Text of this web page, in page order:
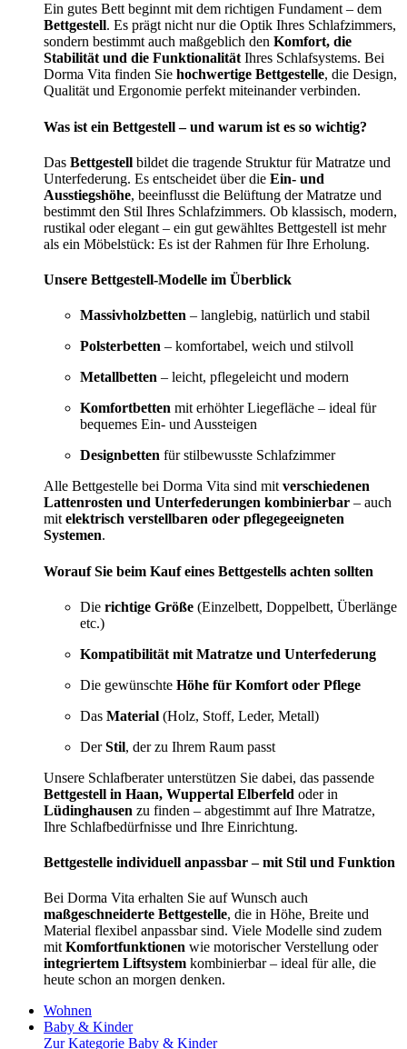
Ein gutes Bett beginnt mit dem richtigen Fundament – dem
Bettgestell. Es prägt nicht nur die Optik Ihres Schlafzimmers,
sondern bestimmt auch maßgeblich den Komfort, die
Stabilität und die Funktionalität Ihres Schlafsystems. Bei
Dorma Vita finden Sie hochwertige Bettgestelle, die Design,
Qualität und Ergonomie perfekt miteinander verbinden.
Was ist ein Bettgestell – und warum ist es so wichtig?
Das Bettgestell bildet die tragende Struktur für Matratze und
Unterfederung. Es entscheidet über die Ein- und
Ausstiegshöhe, beeinflusst die Belüftung der Matratze und
bestimmt den Stil Ihres Schlafzimmers. Ob klassisch, modern,
rustikal oder elegant – ein gut gewähltes Bettgestell ist mehr
als ein Möbelstück: Es ist der Rahmen für Ihre Erholung.
Unsere Bettgestell-Modelle im Überblick
Massivholzbetten – langlebig, natürlich und stabil
Polsterbetten – komfortabel, weich und stilvoll
Metallbetten – leicht, pflegeleicht und modern
Komfortbetten mit erhöhter Liegefläche – ideal für
bequemes Ein- und Aussteigen
Designbetten für stilbewusste Schlafzimmer
Alle Bettgestelle bei Dorma Vita sind mit verschiedenen
Lattenrosten und Unterfederungen kombinierbar – auch
mit elektrisch verstellbaren oder pflegegeeigneten
Systemen.
Worauf Sie beim Kauf eines Bettgestells achten sollten
Die richtige Größe (Einzelbett, Doppelbett, Überlänge
etc.)
Kompatibilität mit Matratze und Unterfederung
Die gewünschte Höhe für Komfort oder Pflege
Das Material (Holz, Stoff, Leder, Metall)
DerStil, der zu Ihrem Raum passt
Unsere Schlafberater unterstützen Sie dabei, das passende
Bettgestell in Haan, Wuppertal Elberfeld oder in
Lüdinghausen zu finden – abgestimmt auf Ihre Matratze,
Ihre Schlafbedürfnisse und Ihre Einrichtung.
Bettgestelle individuell anpassbar – mit Stil und Funktion
Bei Dorma Vita erhalten Sie auf Wunsch auch
maßgeschneiderte Bettgestelle, die in Höhe, Breite und
Material flexibel anpassbar sind. Viele Modelle sind zudem
mit Komfortfunktionen wie motorischer Verstellung oder
integriertem Liftsystem kombinierbar – ideal für alle, die
heute schon an morgen denken.
Wohnen
Baby & Kinder
Zur Kategorie Baby & Kinder